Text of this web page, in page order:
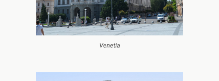
Venetia